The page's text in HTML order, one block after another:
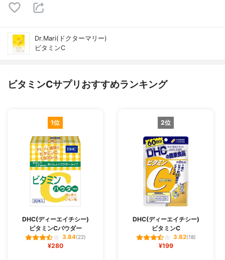
Dr.Mari(ドクターマリー)
ビタミンC
ビタミンCサプリおすすめランキング
1位
DHC(ディーエイチシー)
ビタミンCパウダー
3.84(22)
¥280
2位
DHC(ディーエイチシー)
ビタミンC
3.82(18)
¥199